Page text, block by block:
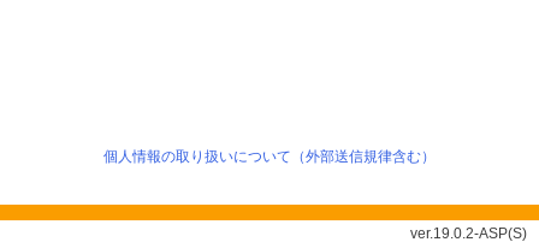
個人情報の取り扱いについて（外部送信規律含む）
ver.19.0.2-ASP(S)